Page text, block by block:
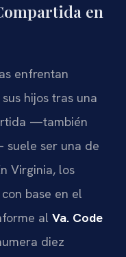
en
enfrentan
hijos tras una
—también
ser una de
Virginia, los
base en el
al Va. Code
diez